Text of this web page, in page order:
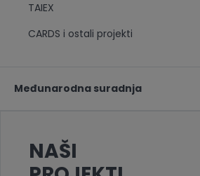
TAIEX
CARDS i ostali projekti
Međunarodna suradnja
NAŠI